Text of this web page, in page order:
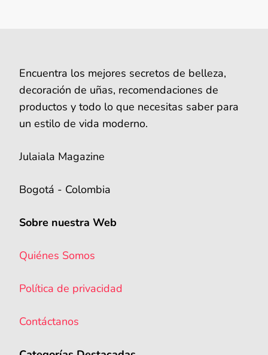
Encuentra los mejores secretos de belleza,
decoración de uñas, recomendaciones de
productos y todo lo que necesitas saber para
un estilo de vida moderno.
Julaiala Magazine
Bogotá - Colombia
Sobre nuestra Web
Quiénes Somos
Política de privacidad
Contáctanos